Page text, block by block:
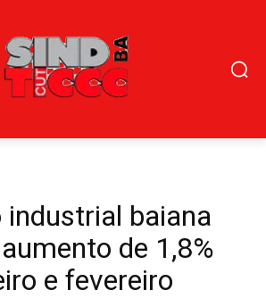
industrial baiana
de 1,8%
e fevereiro